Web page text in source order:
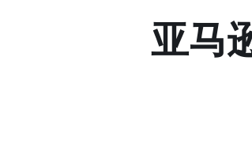
亚马